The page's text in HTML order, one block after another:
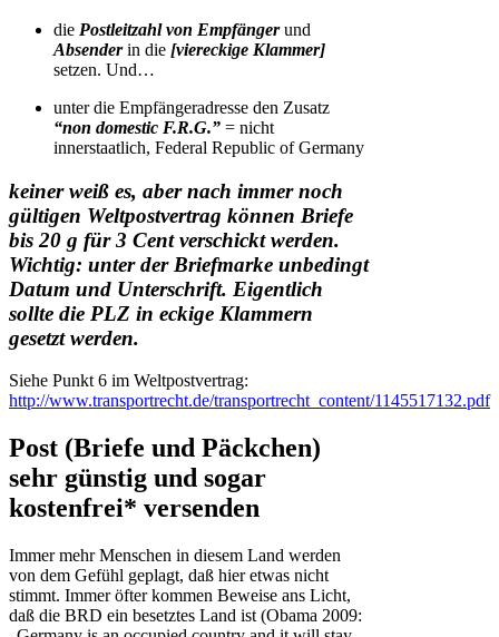
die Postleitzahl von Empfängerund
Absenderin die [viereckige Klammer]
setzen. Und…
unter die Empfängeradresse den Zusatz
“non domestic F.R.G.” = nicht
innerstaatlich, Federal Republic of Germany
keiner weiß es, aber nach immer noch
gültigen Weltpostvertrag können Briefe
bis 20 g für 3 Cent verschickt werden.
Wichtig: unter der Briefmarke unbedingt
Datum und Unterschrift. Eigentlich
sollte die PLZ in eckige Klammern
gesetzt werden.
Siehe Punkt 6 im Weltpostvertrag:
http://www.transportrecht.de/transportrecht_content/1145517132.pdf
Post (Briefe und Päckchen)
sehr günstig und sogar
kostenfrei* versenden
Immer mehr Menschen in diesem Land werden
von dem Gefühl geplagt, daß hier etwas nicht
stimmt. Immer öfter kommen Beweise ans Licht,
daß die BRD ein besetztes Land ist (Obama 2009: